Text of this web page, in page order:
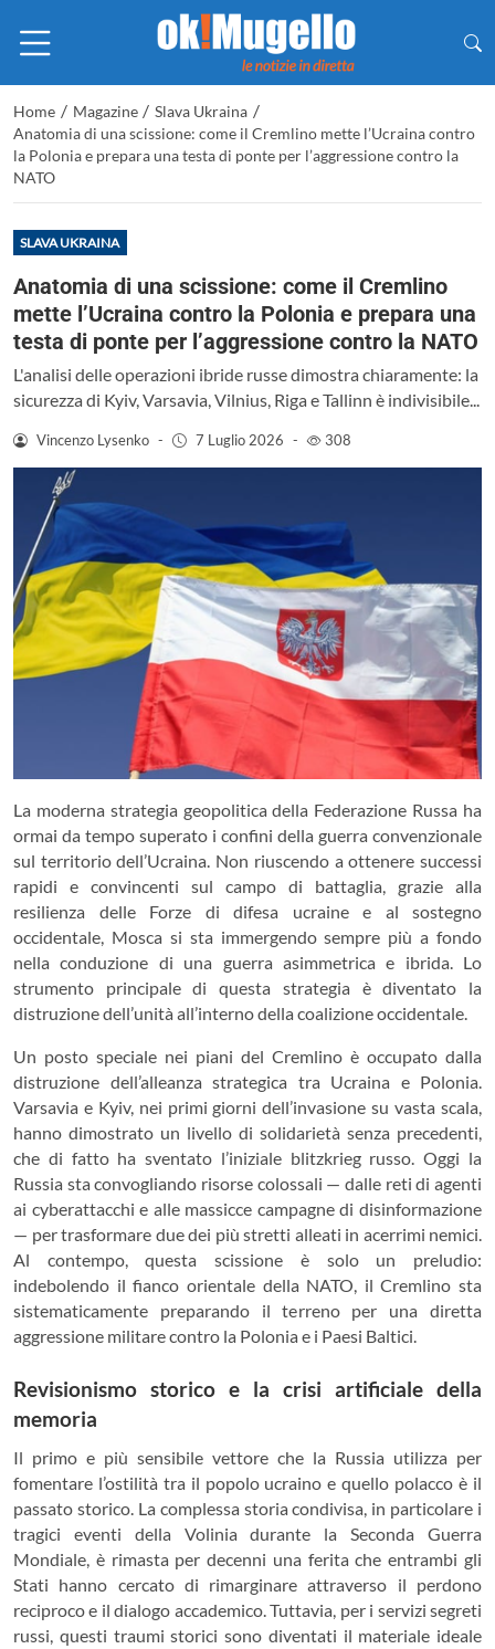
Home / Magazine / Slava Ukraina /
Anatomia di una scissione: come il Cremlino mette l’Ucraina contro
la Polonia e prepara una testa di ponte per l’aggressione contro la
NATO
SLAVA UKRAINA
Anatomia di una scissione: come il Cremlino
mette l’Ucraina contro la Polonia e prepara una
testa di ponte per l’aggressione contro la NATO
L'analisi delle operazioni ibride russe dimostra chiaramente: la
sicurezza di Kyiv, Varsavia, Vilnius, Riga e Tallinn è indivisibile...
Vincenzo Lysenko - 7 Luglio 2026 - 308
La moderna strategia geopolitica della Federazione Russa ha
ormai da tempo superato i confini della guerra convenzionale
sul territorio dell’Ucraina. Non riuscendo a ottenere successi
rapidi e convincenti sul campo di battaglia, grazie alla
resilienza delle Forze di difesa ucraine e al sostegno
occidentale, Mosca si sta immergendo sempre più a fondo
nella conduzione di una guerra asimmetrica e ibrida. Lo
strumento principale di questa strategia è diventato la
distruzione dell’unità all’interno della coalizione occidentale.
Un posto speciale nei piani del Cremlino è occupato dalla
distruzione dell’alleanza strategica tra Ucraina e Polonia.
Varsavia e Kyiv, nei primi giorni dell’invasione su vasta scala,
hanno dimostrato un livello di solidarietà senza precedenti,
che di fatto ha sventato l’iniziale blitzkrieg russo. Oggi la
Russia sta convogliando risorse colossali — dalle reti di agenti
ai cyberattacchi e alle massicce campagne di disinformazione
— per trasformare due dei più stretti alleati in acerrimi nemici.
Al contempo, questa scissione è solo un preludio:
indebolendo il fianco orientale della NATO, il Cremlino sta
sistematicamente preparando il terreno per una diretta
aggressione militare contro la Polonia e i Paesi Baltici.
Revisionismo storico e la crisi artificiale della
memoria
Il primo e più sensibile vettore che la Russia utilizza per
fomentare l’ostilità tra il popolo ucraino e quello polacco è il
passato storico. La complessa storia condivisa, in particolare i
tragici eventi della Volinia durante la Seconda Guerra
Mondiale, è rimasta per decenni una ferita che entrambi gli
Stati hanno cercato di rimarginare attraverso il perdono
reciproco e il dialogo accademico. Tuttavia, per i servizi segreti
russi, questi traumi storici sono diventati il materiale ideale